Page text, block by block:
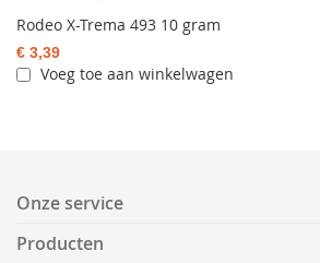
Rodeo X-Trema 493 10 gram
€ 3,39
Voeg toe aan winkelwagen
Onze service
Producten